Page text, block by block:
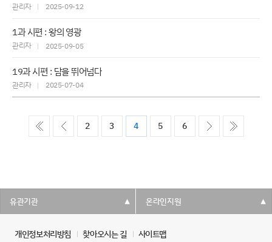
관리자 2025-09-12
1과 시편 : 왕의 영광
관리자 2025-09-05
19과 시편 : 담을 뛰어넘다
관리자 2025-07-04
ó�� ����
2 3 4 5 6 ����
개인정보처리방침 찾아오시는 길 사이트맵
유관기관 ▾ 온라인지원 ▾